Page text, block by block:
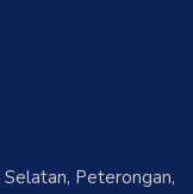
Peterongan,